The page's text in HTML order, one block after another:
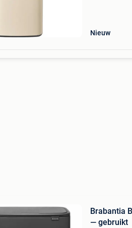
Nieuw
Brabantia
— gebruikt